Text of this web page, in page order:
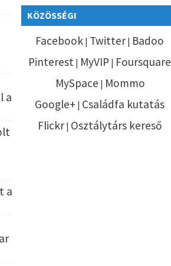
a
a
KÖZÖSSÉGI
Facebook| Twitter| Badoo
Pinterest| MyVIP | Foursquare
MySpace | Mommo
Google+ | Családfa kutatás
Flickr| Osztálytárs kereső